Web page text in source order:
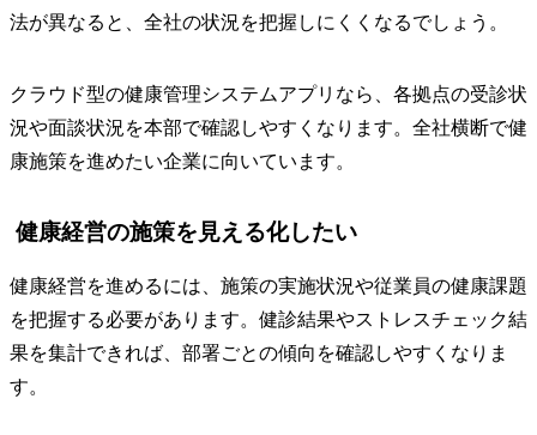
法が異なると、全社の状況を把握しにくくなるでしょう。
クラウド型の健康管理システムアプリなら、各拠点の受診状
況や面談状況を本部で確認しやすくなります。全社横断で健
康施策を進めたい企業に向いています。
健康経営の施策を見える化したい
健康経営を進めるには、施策の実施状況や従業員の健康課題
を把握する必要があります。健診結果やストレスチェック結
果を集計できれば、部署ごとの傾向を確認しやすくなりま
す。